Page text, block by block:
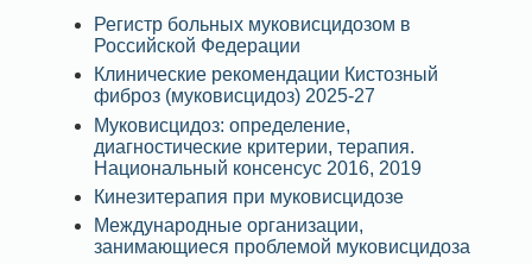
Регистр больных муковисцидозом в
Российской Федерации
Клинические рекомендации Кистозный
фиброз (муковисцидоз) 2025-27
Муковисцидоз: определение,
диагностические критерии, терапия.
Национальный консенсус 2016, 2019
Кинезитерапия при муковисцидозе
Международные организации,
занимающиеся проблемой муковисцидоза